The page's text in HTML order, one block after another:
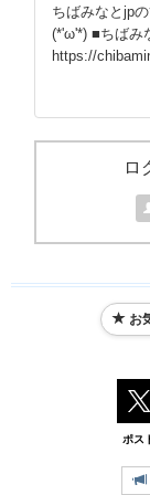
ちばみなとjp
(*'ω'*) ■ちばみ
https://
ロ
お
ポス